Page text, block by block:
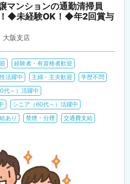
マンションの通勤清掃員
◆未経験OK！◆年2回賞与
阪支店
経験者・有資格者歓迎
活躍中 主婦・主夫歓迎
学歴不問
代～）活躍中
シニア（60代～）活躍中
あり 禁煙・分煙
交通費支給